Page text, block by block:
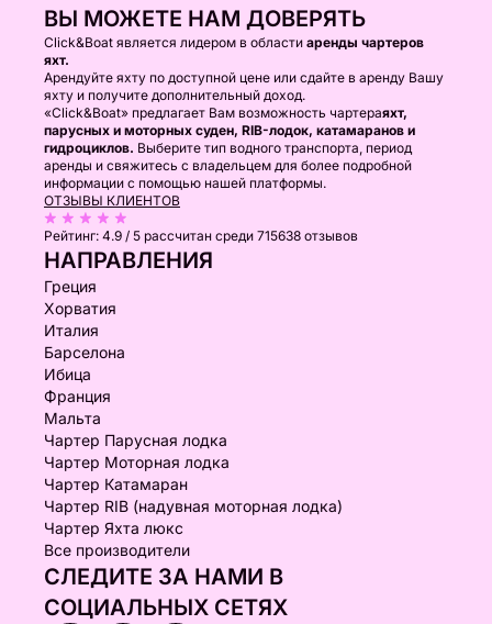
ВЫ МОЖЕТЕ НАМ ДОВЕРЯТЬ
Click&Boat является лидером в области аренды чартеров
яхт.
Арендуйте яхту по доступной цене или сдайте в аренду Вашу
яхту и получите дополнительный доход.
«Click&Boat» предлагает Вам возможность чартераяхт,
парусных и моторных суден, RIB-лодок, катамаранов и
гидроциклов. Выберите тип водного транспорта, период
аренды и свяжитесь с владельцем для более подробной
информации с помощью нашей платформы.
ОТЗЫВЫ КЛИЕНТОВ
Рейтинг: 4.9 / 5 рассчитан среди 715638 отзывов
НАПРАВЛЕНИЯ
Греция
Хорватия
Италия
Барселона
Ибица
Франция
Мальта
Чартер Парусная лодка
Чартер Моторная лодка
Чартер Катамаран
Чартер RIB (надувная моторная лодка)
Чартер Яхта люкс
Все производители
СЛЕДИТЕ ЗА НАМИ В
СОЦИАЛЬНЫХ СЕТЯХ